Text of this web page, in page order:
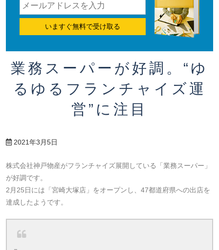
いますぐ無料で受け取る
業務スーパーが好調。“ゆ
るゆるフランチャイズ運
営”に注目
2021年3月5日
株式会社神戸物産がフランチャイズ展開している「業務スーパー」
が好調です。
2月25日には「宮崎大塚店」をオープンし、47都道府県への出店を
達成したようです。